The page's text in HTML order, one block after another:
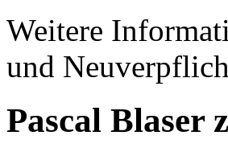
Weitere
und
Pascal Blaser